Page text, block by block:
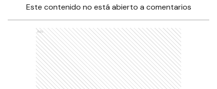
Este contenido no está abierto a comentarios
Ads